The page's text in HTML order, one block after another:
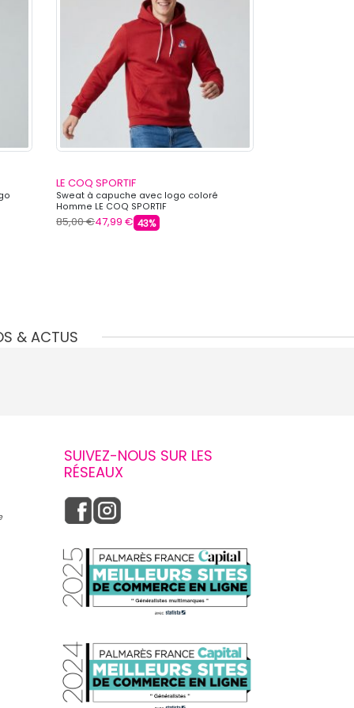
LE COQ SPORTIF
Sweat à capuche avec logo coloré
Homme LE COQ SPORTIF
85,00 €47,99 € 43%
& ACTUS
SUIVEZ-NOUS SUR LES
RÉSEAUX